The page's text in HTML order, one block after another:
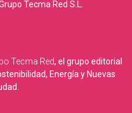
Tecma Red S.L.
Tecma Red, el grupo editorial
Energía y Nuevas